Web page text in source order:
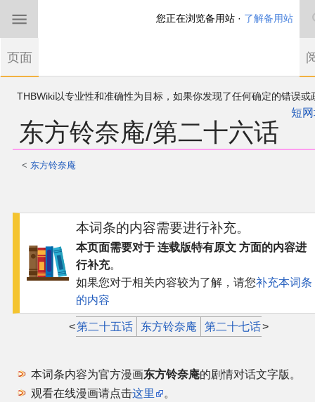
欢迎来到THBWiki！如果您是第一次来到这里，请点击右上角注册一
THBWiki以专业性和准确性为目标，如果你发现了任何确定的错误或
漏，可在登录后直接进行改正
短
东方铃奈庵/第二十六话
< 东方铃奈庵
本词条的内容需要进行补充。
本页面需要对于 连载版特有原文 方面的内容进
行补充。
如果您对于相关内容较为了解，请您补充本词条
的内容
<第二十五话 东方铃奈庵 第二十七话>
本词条内容为官方漫画东方铃奈庵的剧情对话文字版。
观看在线漫画请点击这里 。
您正在浏览备用站 · 了解备用站
页面
首页
东方Project
东方同人规约
近期新闻
讨论板
加入我们
官方音乐